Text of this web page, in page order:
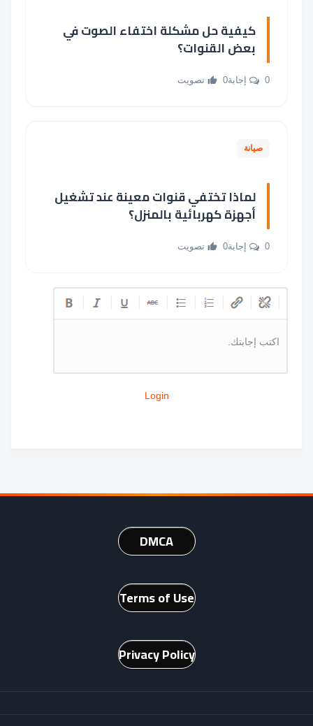
كيفية حل مشكلة اختفاء الصوت في
بعض القنوات؟
0 إجابة 0 تصويت
صيانة
لماذا تختفي قنوات معينة عند تشغيل
أجهزة كهربائية بالمنزل؟
0 إجابة 0 تصويت
اكتب إجابتك.
Login
DMCA
Terms of Use
Privacy Policy